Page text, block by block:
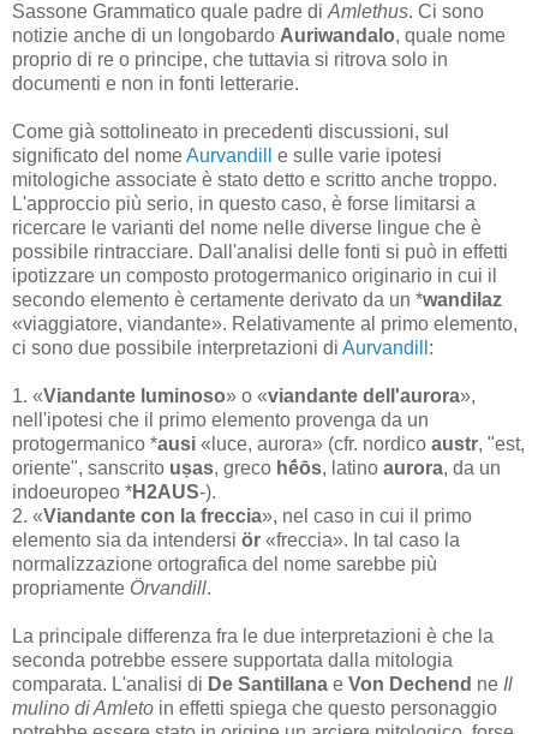
Sassone Grammatico quale padre diAmlethus. Ci sono
notizie anche di un longobardo Auriwandalo, quale nome
proprio di re o principe, che tuttavia si ritrova solo in
documenti e non in fonti letterarie.
Come già sottolineato in precedenti discussioni, sul
significato del nomeAurvandill
e sulle varie ipotesi
mitologiche associate è stato detto e scritto anche troppo.
L'approccio più serio, in questo caso, è forse limitarsi a
ricercare le varianti del nome nelle diverse lingue che è
possibile rintracciare. Dall'analisi delle fonti si può in effetti
ipotizzare un composto protogermanico originario in cui il
secondo elemento è certamente derivato da un *wandilaz
«viaggiatore, viandante». Relativamente al primo elemento,
ci sono due possibile interpretazioni di Aurvandill :
1. «Viandante luminoso» o «viandante dell'aurora»,
nell'ipotesi che il primo elemento provenga da un
protogermanico *ausi «luce, aurora» (cfr. nordico austr, "est,
oriente", sanscrito uṣas, greco hḗōs, latino aurora, da un
indoeuropeo *H2AUS-).
2. «Viandante con la freccia», nel caso in cui il primo
elemento sia da intendersi ör «freccia». In tal caso la
normalizzazione ortografica del nome sarebbe più
propriamente Örvandill.
La principale differenza fra le due interpretazioni è che la
seconda potrebbe essere supportata dalla mitologia
comparata. L'analisi di De Santillana e Von Dechend ne Il
mulino di Amleto in effetti spiega che questo personaggio